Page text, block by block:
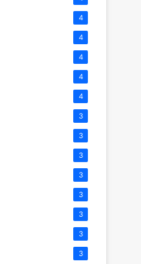
4
4
4
4
4
3
3
3
3
3
3
3
3